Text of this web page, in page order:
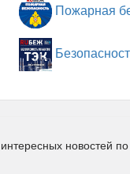
Пожарная
новостей